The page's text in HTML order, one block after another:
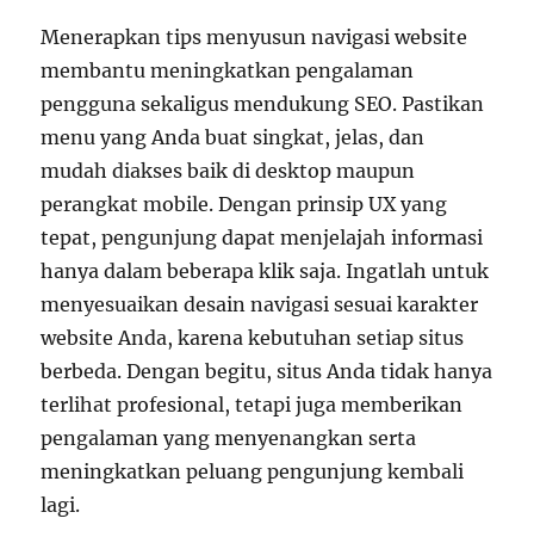
Menerapkan tips menyusun navigasi website
membantu meningkatkan pengalaman
pengguna sekaligus mendukung SEO. Pastikan
menu yang Anda buat singkat, jelas, dan
mudah diakses baik di desktop maupun
perangkat mobile. Dengan prinsip UX yang
tepat, pengunjung dapat menjelajah informasi
hanya dalam beberapa klik saja. Ingatlah untuk
menyesuaikan desain navigasi sesuai karakter
website Anda, karena kebutuhan setiap situs
berbeda. Dengan begitu, situs Anda tidak hanya
terlihat profesional, tetapi juga memberikan
pengalaman yang menyenangkan serta
meningkatkan peluang pengunjung kembali
lagi.